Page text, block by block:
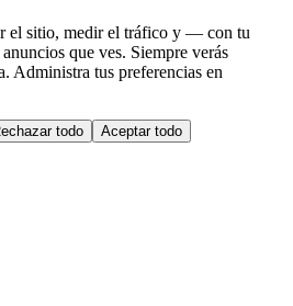
el sitio, medir el tráfico y — con tu
que ves. Siempre verás
Administra tus preferencias en
todo Aceptar todo